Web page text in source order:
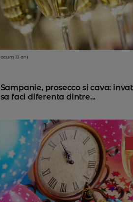
acum 13 ani
Sampanie, prosecco si cava:
sa faci diferenta dintre...